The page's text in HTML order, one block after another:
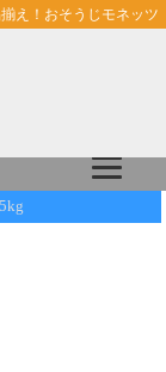
え！おそうじモネッツ